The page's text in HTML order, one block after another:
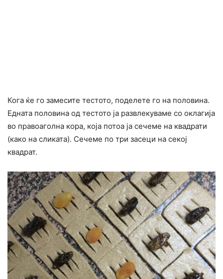
Кога ќе го замесите тестото, поделете го на половина.
Едната половина од тестото ја развлекуваме со оклагија
во правоаголна кора, која потоа ја сечеме на квадрати
(како на сликата). Сечеме по три засеци на секој
квадрат.